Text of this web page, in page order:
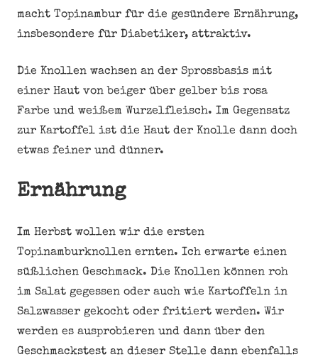
macht Topinambur für die gesündere Ernährung,
insbesondere für Diabetiker, attraktiv.
Die Knollen wachsen an der Sprossbasis mit
einer Haut von beiger über gelber bis rosa
Farbe und weißem Wurzelfleisch. Im Gegensatz
zur Kartoffel ist die Haut der Knolle dann doch
etwas feiner und dünner.
Ernährung
Im Herbst wollen wir die ersten
Topinamburknollen ernten. Ich erwarte einen
süßlichen Geschmack. Die Knollen können roh
im Salat gegessen oder auch wie Kartoffeln in
Salzwasser gekocht oder fritiert werden. Wir
werden es ausprobieren und dann über den
Geschmackstest an dieser Stelle dann ebenfalls